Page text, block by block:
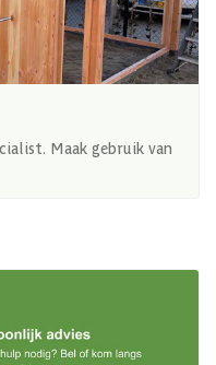
Maak gebruik van